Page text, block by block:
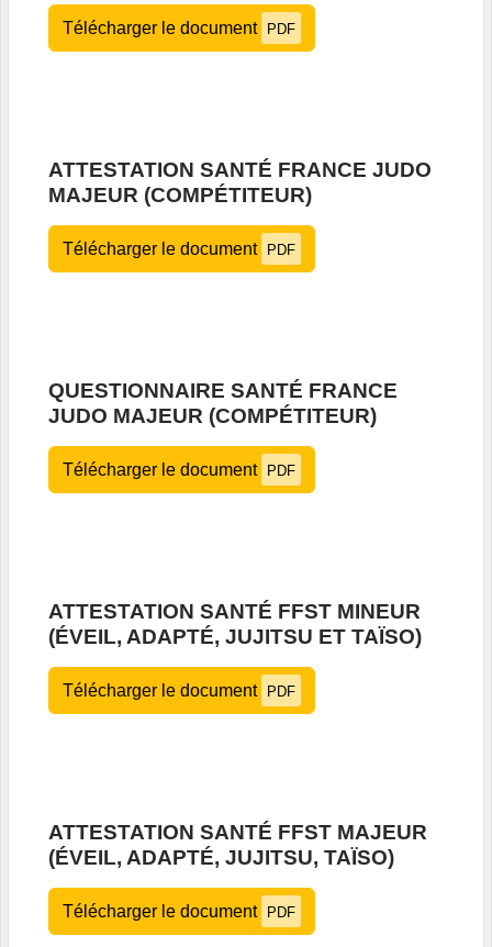
Télécharger le document PDF
ATTESTATION SANTÉ FRANCE JUDO
MAJEUR (COMPÉTITEUR)
Télécharger le document PDF
QUESTIONNAIRE SANTÉ FRANCE
JUDO MAJEUR (COMPÉTITEUR)
Télécharger le document PDF
ATTESTATION SANTÉ FFST MINEUR
(ÉVEIL, ADAPTÉ, JUJITSU ET TAÏSO)
Télécharger le document PDF
ATTESTATION SANTÉ FFST MAJEUR
(ÉVEIL, ADAPTÉ, JUJITSU, TAÏSO)
Télécharger le document PDF